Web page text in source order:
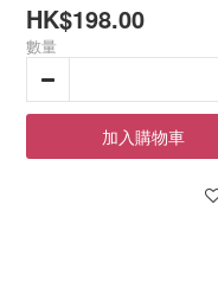
HK$198.00
數量
加入購物車